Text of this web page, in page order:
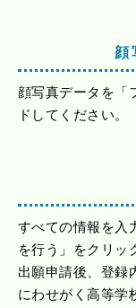
顔
顔写真データを「
ドしてください。
すべての情報を入
を行う」をクリッ
出願申請後、登録
にわせがく高等学